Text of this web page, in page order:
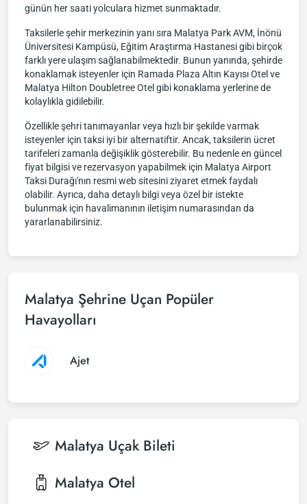
günün her saati yolculara hizmet sunmaktadır.
Taksilerle şehir merkezinin yanı sıra Malatya Park AVM, İnönü
Üniversitesi Kampüsü, Eğitim Araştırma Hastanesi gibi birçok
farklı yere ulaşım sağlanabilmektedir. Bunun yanında, şehirde
konaklamak isteyenler için Ramada Plaza Altın Kayısı Otel ve
Malatya Hilton Doubletree Otel gibi konaklama yerlerine de
kolaylıkla gidilebilir.
Özellikle şehri tanımayanlar veya hızlı bir şekilde varmak
isteyenler için taksi iyi bir alternatiftir. Ancak, taksilerin ücret
tarifeleri zamanla değişiklik gösterebilir. Bu nedenle en güncel
fiyat bilgisi ve rezervasyon yapabilmek için Malatya Airport
Taksi Durağı'nın resmi web sitesini ziyaret etmek faydalı
olabilir. Ayrıca, daha detaylı bilgi veya özel bir istekte
bulunmak için havalimanının iletişim numarasından da
yararlanabilirsiniz.
Malatya Şehrine Uçan Popüler
Havayolları
Ajet
Malatya Uçak Bileti
Malatya Otel